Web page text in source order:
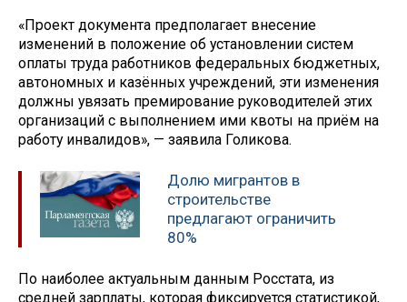
«Проект документа предполагает внесение
изменений в положение об установлении систем
оплаты труда работников федеральных бюджетных,
автономных и казённых учреждений, эти изменения
должны увязать премирование руководителей этих
организаций с выполнением ими квоты на приём на
работу инвалидов», — заявила Голикова.
Долю мигрантов в
строительстве
предлагают ограничить
80%
По наиболее актуальным данным Росстата, из
средней зарплаты, которая фиксируется статистикой,